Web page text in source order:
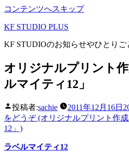
コンテンツへスキップ
KF STUDIO PLUS
KF STUDIOのお知らせやひとりご
オリジナルプリント
ルマイティ12」
投稿者:sachie 2011年12月16日
をどうぞ(オリジナルプリント作
12」)
ラベルマイティ12